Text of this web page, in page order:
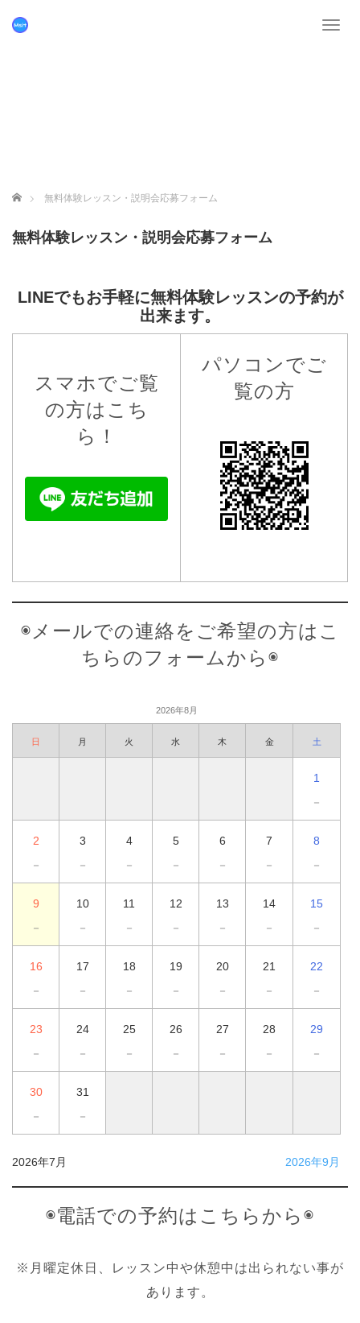
T
ホーム 無料体験レッスン・説明会応募フォーム
無料体験レッスン・説明会応募フォーム
LINEでもお手軽に無料体験レッスンの予約が
出来ます。
スマホでご覧
の方はこち
ら！
パソコンでご
覧の方
◉メールでの連絡をご希望の方はこ
ちらのフォームから◉
2026年8月
日 月 火 水 木 金 土
1
－
2
－
3
－
4
－
5
－
6
－
7
－
8
－
9
－
10
－
11
－
12
－
13
－
14
－
15
－
16
－
17
－
18
－
19
－
20
－
21
－
22
－
23
－
24
－
25
－
26
－
27
－
28
－
29
－
30
－
31
－
2026年7月 2026年9月
◉電話での予約はこちらから◉
※月曜定休日、レッスン中や休憩中は出られない事が
あります。